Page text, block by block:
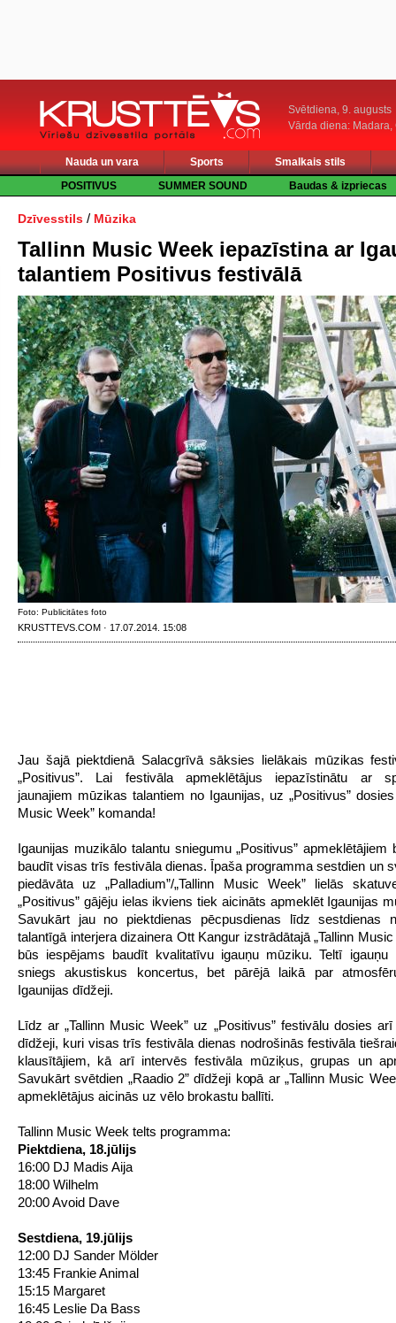
Svētdiena, 9. augusts
Vārda diena: Madara,
Nauda un vara Sports
Smalkais stils
POSITIVUS
SUMMER SOUND Baudas & izpriecas
Dzīvesstils / Mūzika
Tallinn Music Week iepazīstina ar
talantiem Positivus festivālā
Foto: Publicitātes foto
KRUSTTEVS.COM · 17.07.2014. 15:08
Jau šajā piektdienā Salacgrīvā sāksies lielākais mūzikas
„Positivus”. Lai festivāla apmeklētājus iepazīstinātu ar
jaunajiem mūzikas talantiem no Igaunijas, uz „Positivus” dosies
Music Week” komanda!
Igaunijas muzikālo talantu sniegumu „Positivus” apmeklētājiem
baudīt visas trīs festivāla dienas. Īpaša programma sestdien un
piedāvāta uz „Palladium”/„Tallinn Music Week” lielās
„Positivus” gājēju ielas ikviens tiek aicināts apmeklēt Igaunijas
Savukārt jau no piektdienas pēcpusdienas līdz sestdienas
talantīgā interjera dizainera Ott Kangur izstrādātajā „Tallinn
būs iespējams baudīt kvalitatīvu igauņu mūziku. Teltī igauņu
sniegs akustiskus koncertus, bet pārējā laikā par
Igaunijas dīdžeji.
Līdz ar „Tallinn Music Week” uz „Positivus” festivālu dosies arī
dīdžeji, kuri visas trīs festivāla dienas nodrošinās festivāla
klausītājiem, kā arī intervēs festivāla mūziķus, grupas un
Savukārt svētdien „Raadio 2” dīdžeji kopā ar „Tallinn Music
apmeklētājus aicinās uz vēlo brokastu ballīti.
Tallinn Music Week telts programma:
Piektdiena, 18.jūlijs
16:00 DJ Madis Aija
18:00 Wilhelm
20:00 Avoid Dave
Sestdiena, 19.jūlijs
12:00 DJ Sander Mölder
13:45 Frankie Animal
15:15 Margaret
16:45 Leslie Da Bass